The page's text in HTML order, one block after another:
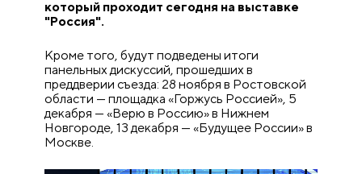
который проходит сегодня на выставке
"Россия".
Кроме того, будут подведены итоги
панельных дискуссий, прошедших в
преддверии съезда: 28 ноября в Ростовской
области — площадка «Горжусь Россией», 5
декабря — «Верю в Россию» в Нижнем
Новгороде, 13 декабря — «Будущее России» в
Москве.